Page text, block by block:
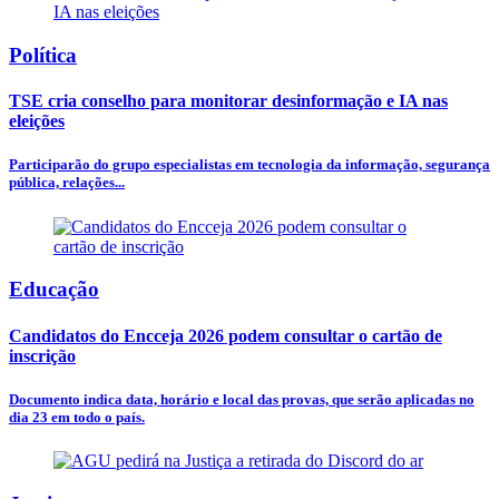
Política
TSE cria conselho para monitorar desinformação e IA nas
eleições
Participarão do grupo especialistas em tecnologia da informação, segurança
pública, relações...
Educação
Candidatos do Encceja 2026 podem consultar o cartão de
inscrição
Documento indica data, horário e local das provas, que serão aplicadas no
dia 23 em todo o país.